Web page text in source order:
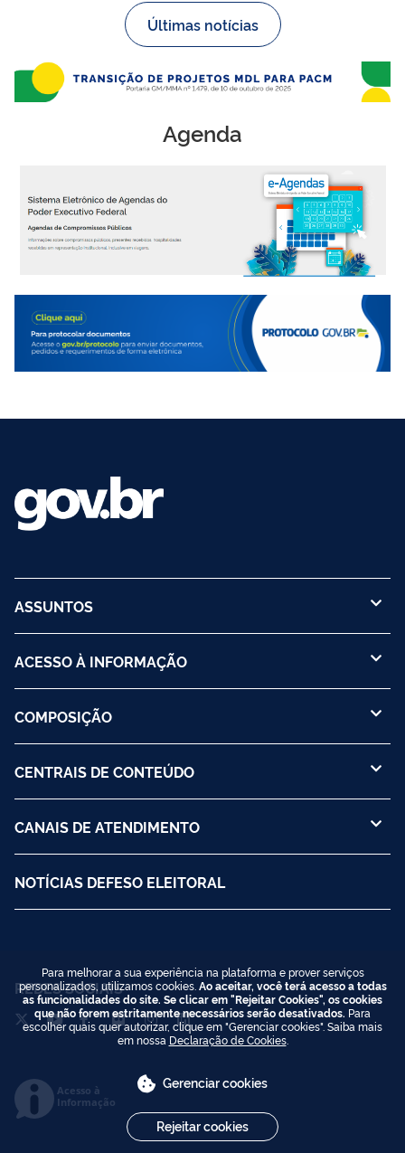
Últimas notícias
Agenda
ASSUNTOS
ACESSO À INFORMAÇÃO
COMPOSIÇÃO
CENTRAIS DE CONTEÚDO
CANAIS DE ATENDIMENTO
NOTÍCIAS DEFESO ELEITORAL
REDES SOCIAIS
Acesso à
Informação
Para melhorar a sua experiência na plataforma e prover serviços
personalizados, utilizamos cookies. Ao aceitar, você terá acesso a todas
as funcionalidades do site. Se clicar em "Rejeitar Cookies", os cookies
que não forem estritamente necessários serão desativados. Para
escolher quais quer autorizar, clique em "Gerenciar cookies". Saiba mais
em nossa Declaração de Cookies.
Gerenciar cookies
Rejeitar cookies